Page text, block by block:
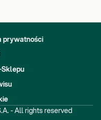
prywatności
Sklepu
- All rights reserved